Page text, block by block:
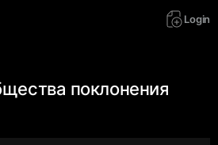
Login
поклонения